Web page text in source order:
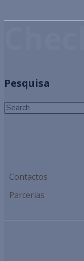
Pesquisa
Contactos
Parcerias